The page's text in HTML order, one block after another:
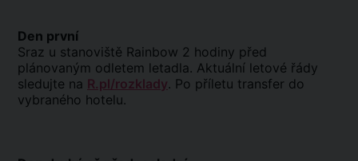
Den první
Sraz u stanoviště Rainbow 2 hodiny před
plánovaným odletem letadla. Aktuální letové řády
sledujte na R.pl/rozklady. Po příletu transfer do
vybraného hotelu.